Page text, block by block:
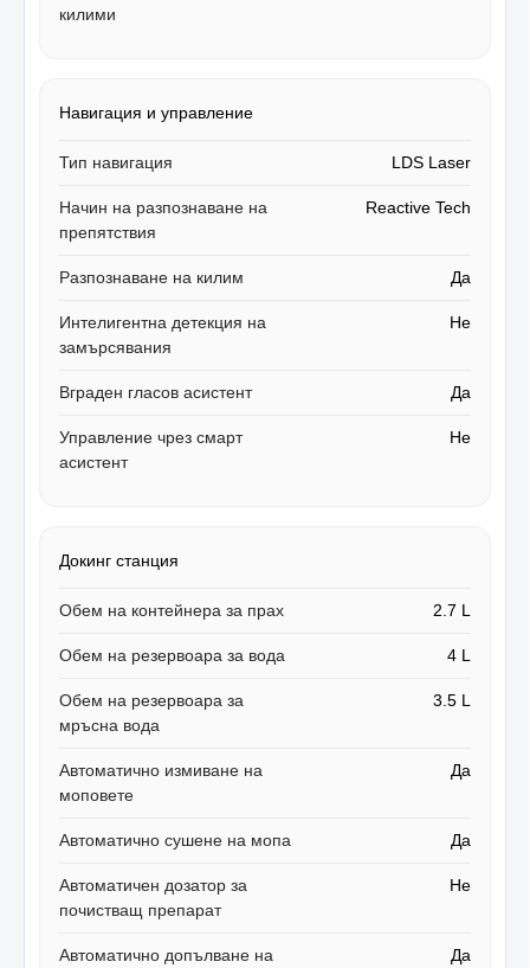
килими
Навигация и управление
Тип навигация LDS Laser
Начин на разпознаване на
препятствия
Reactive Tech
Разпознаване на килим Да
Интелигентна детекция на
замърсявания
Не
Вграден гласов асистент Да
Управление чрез смарт
асистент
Не
Докинг станция
Обем на контейнера за прах 2.7 L
Обем на резервоара за вода 4 L
Обем на резервоара за
мръсна вода
3.5 L
Автоматично измиване на
моповете
Да
Автоматично сушене на мопа Да
Автоматичен дозатор за
почистващ препарат
Не
Автоматично допълване на
Да